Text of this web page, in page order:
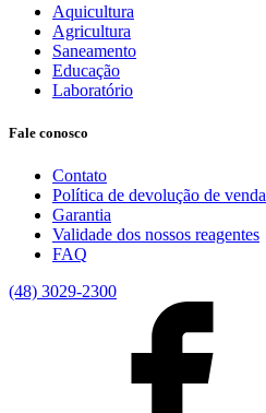
Aquicultura
Agricultura
Saneamento
Educação
Laboratório
Fale conosco
Contato
Política de devolução de venda
Garantia
Validade dos nossos reagentes
FAQ
(48) 3029-2300